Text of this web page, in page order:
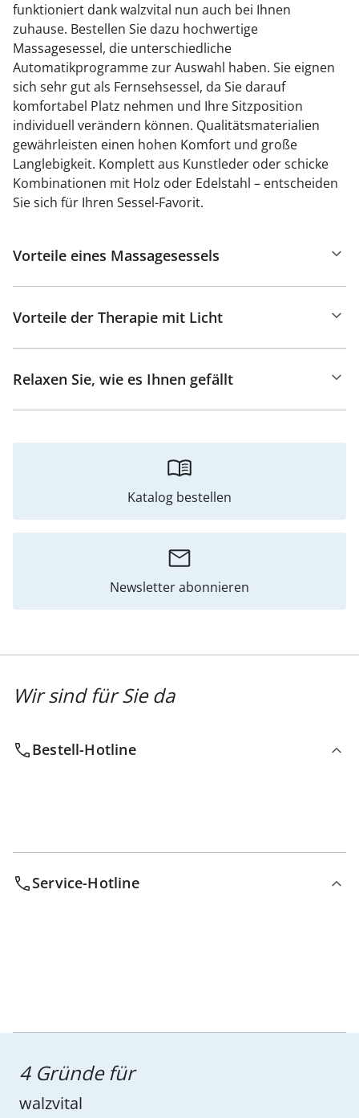
funktioniert dank walzvital nun auch bei Ihnen
zuhause. Bestellen Sie dazu hochwertige
Massagesessel, die unterschiedliche
Automatikprogramme zur Auswahl haben. Sie eignen
sich sehr gut als Fernsehsessel, da Sie darauf
komfortabel Platz nehmen und Ihre Sitzposition
individuell verändern können. Qualitätsmaterialien
gewährleisten einen hohen Komfort und große
Langlebigkeit. Komplett aus Kunstleder oder schicke
Kombinationen mit Holz oder Edelstahl – entscheiden
Sie sich für Ihren Sessel-Favorit.
Vorteile eines Massagesessels
Vorteile der Therapie mit Licht
Relaxen Sie, wie es Ihnen gefällt
Katalog bestellen
Newsletter abonnieren
Wir sind für Sie da
Bestell-Hotline
Service-Hotline
4 Gründe für
walzvital